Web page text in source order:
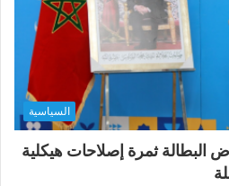
السياسية
ثمرة إصلاحات هيكلية